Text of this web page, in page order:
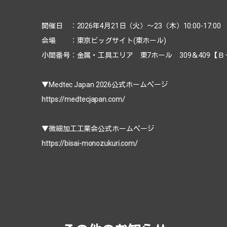
開催日 ：2026年4月21日（火）～23（木）10:00-17:00
会場 ：東京ビッグサイト(東ホール)
小間番号：金属・工具エリア 東7ホール 309＆409【Ｂ
▼Medtec Japan 2026公式ホームページ
https://medtecjapan.com/
▼微細加工工業会公式ホームページ
https://bisai-monozukuri.com/